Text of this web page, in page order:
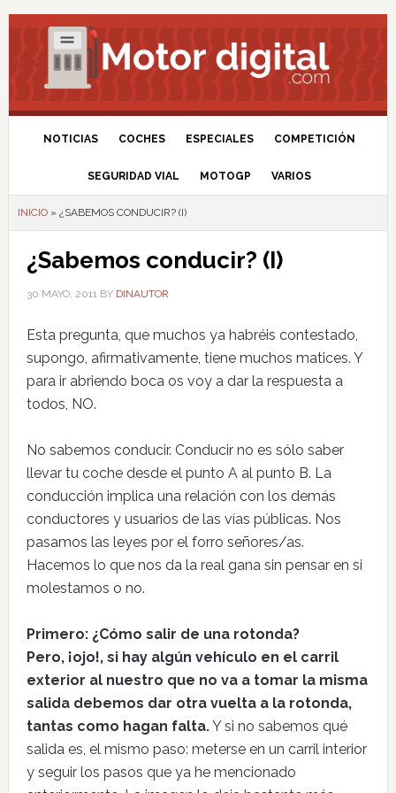
NOTICIAS COCHES ESPECIALES COMPETICIÓN
SEGURIDAD VIAL MOTOGP VARIOS
INICIO» ¿SABEMOS CONDUCIR? (I)
¿Sabemos conducir? (I)
30 MAYO, 2011BY DINAUTOR
Esta pregunta, que muchos ya habréis contestado,
supongo, afirmativamente, tiene muchos matices. Y
para ir abriendo boca os voy a dar la respuesta a
todos, NO.
No sabemos conducir. Conducir no es sólo saber
llevar tu coche desde el punto A al punto B. La
conducción implica una relación con los demás
conductores y usuarios de las vías públicas. Nos
pasamos las leyes por el forro señores/as.
Hacemos lo que nos da la real gana sin pensar en si
molestamos o no.
Primero: ¿Cómo salir de una rotonda?
Pero, ¡ojo!, si hay algún vehículo en el carril
exterior al nuestro que no va a tomar la misma
salida debemos dar otra vuelta a la rotonda,
tantas como hagan falta.Y si no sabemos qué
salida es, el mismo paso: meterse en un carril interior
y seguir los pasos que ya he mencionado